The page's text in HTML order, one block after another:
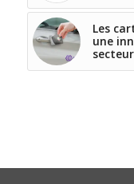
Les
une
secteur